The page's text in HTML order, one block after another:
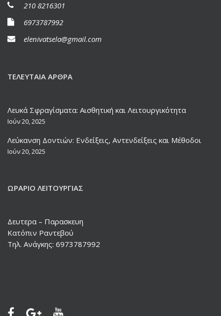
210 8216301
6973787992
elenivatsela@gmail.com
ΤΕΛΕΥΤΑΊΑ ΆΡΘΡΑ
Λευκά Σφραγίσματα: Αισθητική και Λειτουργικότητα
Ιούν 20, 2025
Λεύκανση Δοντιών: Ενδείξεις, Αντενδείξεις και Μέθοδοι
Ιούν 20, 2025
ΩΡΆΡΙΟ ΛΕΙΤΟΥΡΓΊΑΣ
Δευτερα – Παρασκευη
Κατόπιν Ραντεβού
Τηλ. Ανάγκης: 6973787992